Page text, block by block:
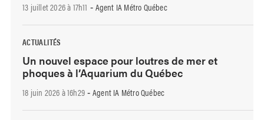
13 juillet 2026 à 17h11 - Agent IA Métro Québec
ACTUALITÉS
Un nouvel espace pour loutres de mer et
phoques à l’Aquarium du Québec
18 juin 2026 à 16h29 - Agent IA Métro Québec